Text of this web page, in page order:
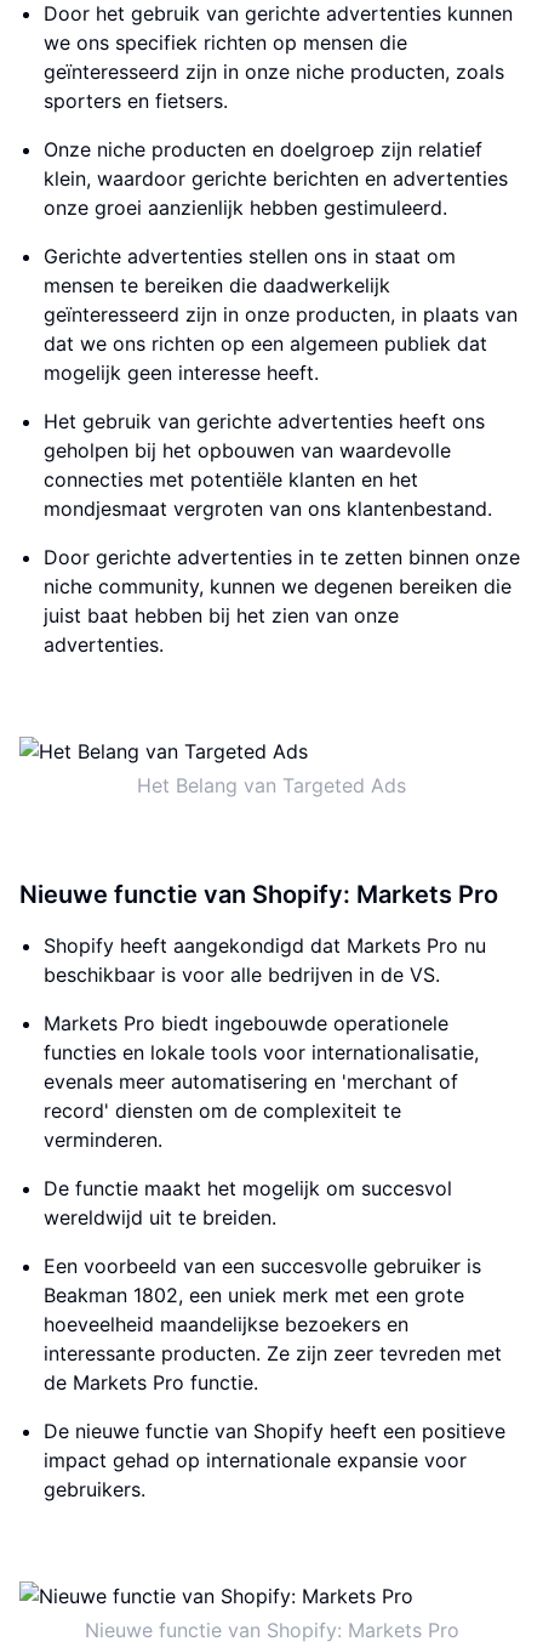
Door het gebruik van gerichte advertenties kunnen
we ons specifiek richten op mensen die
geïnteresseerd zijn in onze niche producten, zoals
sporters en fietsers.
Onze niche producten en doelgroep zijn relatief
klein, waardoor gerichte berichten en advertenties
onze groei aanzienlijk hebben gestimuleerd.
Gerichte advertenties stellen ons in staat om
mensen te bereiken die daadwerkelijk
geïnteresseerd zijn in onze producten, in plaats van
dat we ons richten op een algemeen publiek dat
mogelijk geen interesse heeft.
Het gebruik van gerichte advertenties heeft ons
geholpen bij het opbouwen van waardevolle
connecties met potentiële klanten en het
mondjesmaat vergroten van ons klantenbestand.
Door gerichte advertenties in te zetten binnen onze
niche community, kunnen we degenen bereiken die
juist baat hebben bij het zien van onze
advertenties.
Het Belang van Targeted Ads
Nieuwe functie van Shopify: Markets Pro
Shopify heeft aangekondigd dat Markets Pro nu
beschikbaar is voor alle bedrijven in de VS.
Markets Pro biedt ingebouwde operationele
functies en lokale tools voor internationalisatie,
evenals meer automatisering en 'merchant of
record' diensten om de complexiteit te
verminderen.
De functie maakt het mogelijk om succesvol
wereldwijd uit te breiden.
Een voorbeeld van een succesvolle gebruiker is
Beakman 1802, een uniek merk met een grote
hoeveelheid maandelijkse bezoekers en
interessante producten. Ze zijn zeer tevreden met
de Markets Pro functie.
De nieuwe functie van Shopify heeft een positieve
impact gehad op internationale expansie voor
gebruikers.
Nieuwe functie van Shopify: Markets Pro